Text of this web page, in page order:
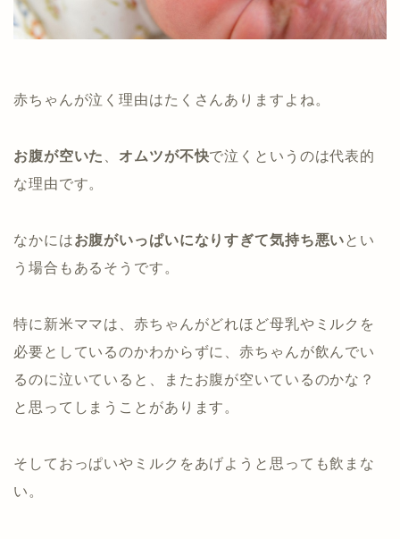
赤ちゃんが泣く理由はたくさんありますよね。
お腹が空いた 、 オムツが不快で泣くというのは代表的
な理由です。
なかにはお腹がいっぱいになりすぎて気持ち悪いとい
う場合もあるそうです。
特に新米ママは、赤ちゃんがどれほど母乳やミルクを
必要としているのかわからずに、赤ちゃんが飲んでい
るのに泣いていると、またお腹が空いているのかな？
と思ってしまうことがあります。
そしておっぱいやミルクをあげようと思っても飲まな
い。